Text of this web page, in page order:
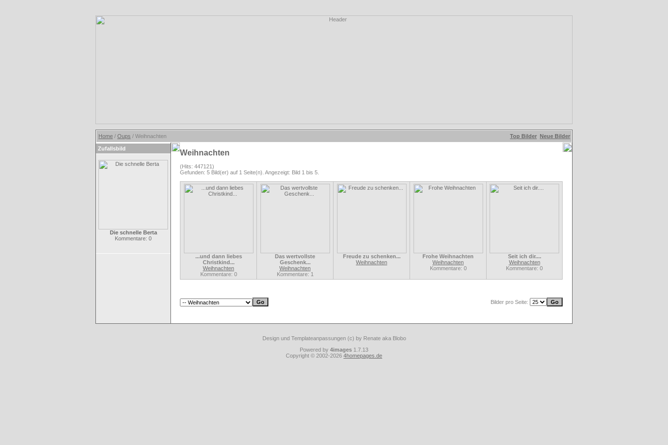
Home / Oups / Weihnachten Top Bilder Neue Bilder
Zufallsbild
Die schnelle Berta
Kommentare: 0
Weihnachten
(Hits: 447121)
Gefunden: 5 Bild(er) auf 1 Seite(n). Angezeigt: Bild 1 bis 5.
...und dann liebes
Christkind...
Weihnachten
Kommentare: 0
Das wertvollste
Geschenk...
Weihnachten
Kommentare: 1
Freude zu schenken...
Weihnachten
Frohe Weihnachten
Weihnachten
Kommentare: 0
Seit ich dir....
Weihnachten
Kommentare: 0
Bilder pro Seite:
Design und Templateanpassungen (c) by Renate aka Blobo
Powered by 4images 1.7.13
Copyright © 2002-2026 4homepages.de